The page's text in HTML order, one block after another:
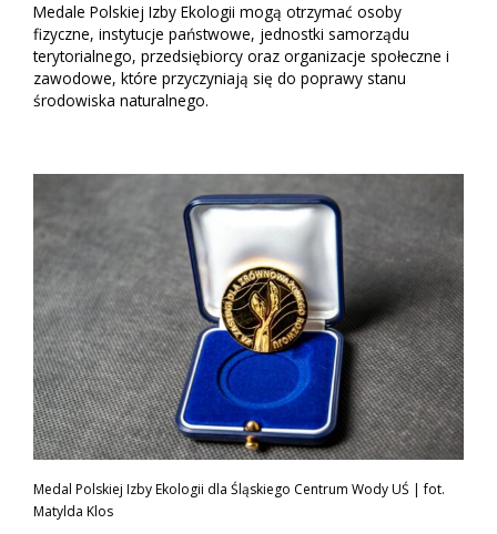
Medale Polskiej Izby Ekologii mogą otrzymać osoby
fizyczne, instytucje państwowe, jednostki samorządu
terytorialnego, przedsiębiorcy oraz organizacje społeczne i
zawodowe, które przyczyniają się do poprawy stanu
środowiska naturalnego.
Medal Polskiej Izby Ekologii dla Śląskiego Centrum Wody UŚ | fot.
Matylda Klos